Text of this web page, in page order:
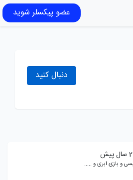
عضو پیکسلر شوید
دنبال کنید
2 سال پیش
و بازی ابری و .....